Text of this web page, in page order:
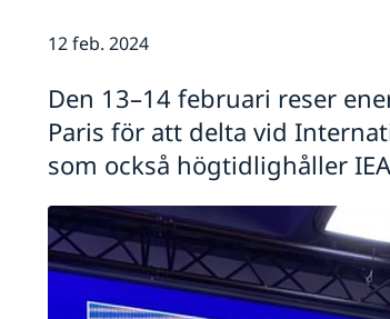
12 feb. 2024
Den 13–14 februari reser
Paris för att delta vid
som också högtidlighåller